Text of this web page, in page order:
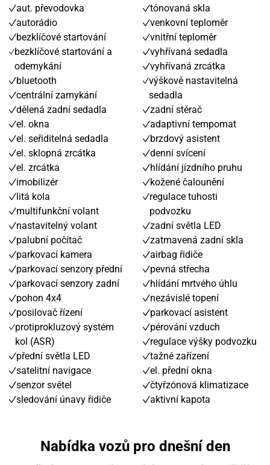
aut. převodovka
autorádio
bezklíčové startování
bezklíčové startování a
odemykání
bluetooth
centrální zamykání
dělená zadní sedadla
el. okna
el. seřiditelná sedadla
el. sklopná zrcátka
el. zrcátka
imobilizér
litá kola
multifunkční volant
nastavitelný volant
palubní počítač
parkovací kamera
parkovací senzory přední
parkovací senzory zadní
pohon 4x4
posilovač řízení
protiprokluzový systém
kol (ASR)
přední světla LED
satelitní navigace
senzor světel
sledování únavy řidiče
tónovaná skla
venkovní teploměr
vnitřní teploměr
vyhřívaná sedadla
vyhřívaná zrcátka
výškově nastavitelná
sedadla
zadní stěrač
adaptivní tempomat
brzdový asistent
denní svícení
hlídání jízdního pruhu
kožené čalounění
regulace tuhosti
podvozku
zadní světla LED
zatmavená zadní skla
airbag řidiče
pevná střecha
hlídání mrtvého úhlu
nezávislé topení
parkovací asistent
pérování vzduch
regulace výšky podvozku
tažné zařízení
el. přední okna
čtyřzónová klimatizace
aktivní kapota
Nabídka vozů pro dnešní den